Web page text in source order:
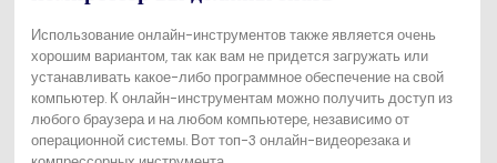
Использование онлайн-инструментов также является очень
хорошим вариантом, так как вам не придется загружать или
устанавливать какое-либо программное обеспечение на свой
компьютер. К онлайн-инструментам можно получить доступ из
любого браузера и на любом компьютере, независимо от
операционной системы. Вот топ-3 онлайн-видеорезака и